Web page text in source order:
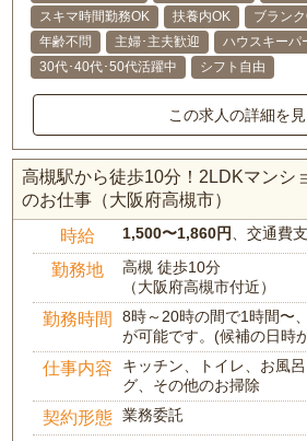
スキマ時間勤務OK
扶養内OK ブラン
年齢不問
主婦･主夫歓迎
ハウスキーパ
30代･40代･50代活躍中
シフト自由
この求人の詳細を
高槻駅から徒歩10分！2LDKマンシ
のお仕事（大阪府高槻市）
時給 1,500〜1,860円 、交通費
勤務地
高槻 徒歩10分
（大阪府高槻市付近）
勤務時間
8時～20時の間で1時間〜
が可能です。(候補の日時
仕事内容
キッチン、トイレ、お風
グ、その他のお掃除
契約形態 業務委託